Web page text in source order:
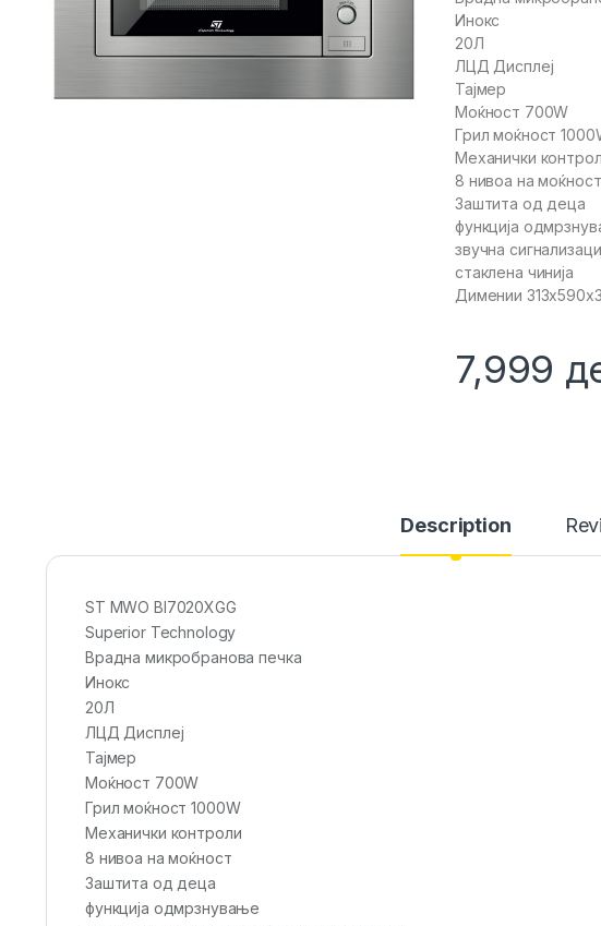
Инокс
20Л
ЛЦД Дисплеј
Тајмер
Моќност 700W
Грил моќност
Механички
8 нивoа на моќност
Заштита од деца
функција
звучна
стаклена чинија
Димении
7,999
Description
ST MWO BI7020XGG
Superior Technology
Врадна микробранова печка
Инокс
20Л
ЛЦД Дисплеј
Тајмер
Моќност 700W
Грил моќност 1000W
Механички контроли
8 нивoа на моќност
Заштита од деца
функција одмрзнување